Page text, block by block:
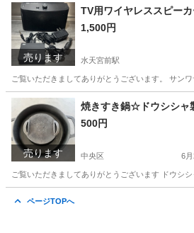
東京 中央区 水天宮前駅
売ります
TV用ワイヤレススピー
1,500円
水天宮前駅
ご覧いただきましてありがとうございます。 サン
東京 中央区 水天宮前駅 テレビ
売ります
焼きすき鍋☆ドウシシ
500円
中央区 6月
ご覧いただきましてありがとうございます ドウシ
ページTOPへ